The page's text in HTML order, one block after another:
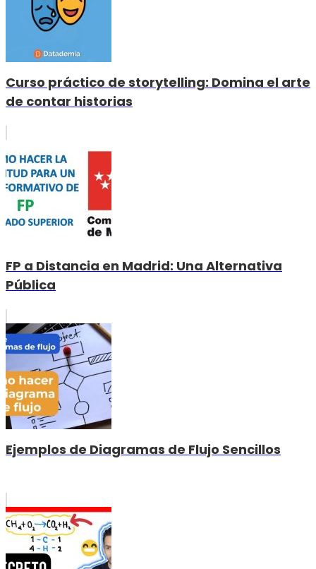
Curso práctico de storytelling: Domina el arte
de contar historias
FP a Distancia en Madrid: Una Alternativa
Pública
Ejemplos de Diagramas de Flujo Sencillos